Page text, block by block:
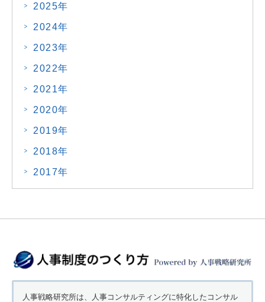
2025年
2024年
2023年
2022年
2021年
2020年
2019年
2018年
2017年
人事戦略研究所は、人事コンサルティングに特化したコンサル